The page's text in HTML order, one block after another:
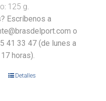
125 g.
Escríbenos a
o
41 33 47 (de lunes a
horas).
Detalles